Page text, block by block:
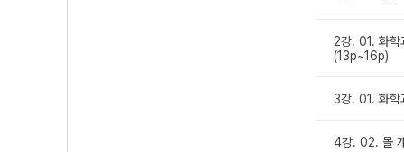
2강. 01. 화학
(13p~16p)
3강. 01. 화학
4강. 02. 몰